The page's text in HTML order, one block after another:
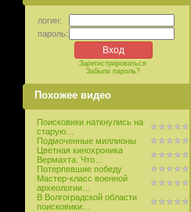
логин:
пароль:
Зарегистрироваться
Забыли пароль?
Похожее видео
Поисковики наткнулись на
старую…
Подмоченные миллионы
Цветная кинохроника
Вермахта. Что…
Потерпевшие победу
Мастер-класс военной
археологии…
В Волгоградской области
поисковики…